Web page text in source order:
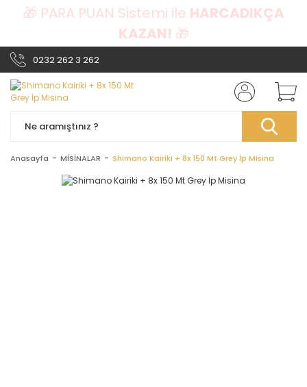
🎁 PARA PUAN Sistemi ile HARCADIKÇA
KAZAN! 🎁
0232 262 3 262
Anasayfa MİSİNALAR Shimano Kairiki + 8x 150 Mt Grey İp Misina